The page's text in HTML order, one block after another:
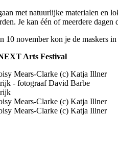
met natuurlijke materialen en
Je kan één of meerdere dagen
10 november kon je de maskers
Arts Festival